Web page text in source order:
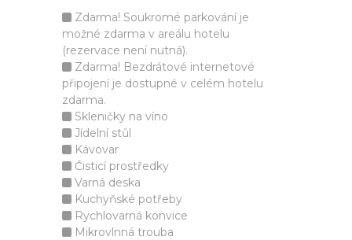
Zdarma! Soukromé parkování je
možné zdarma v areálu hotelu
(rezervace není nutná).
Zdarma! Bezdrátové internetové
připojení je dostupné v celém hotelu
zdarma.
Skleničky na víno
Jídelní stůl
Kávovar
Čisticí prostředky
Varná deska
Kuchyňské potřeby
Rychlovarná konvice
Mikrovlnná trouba